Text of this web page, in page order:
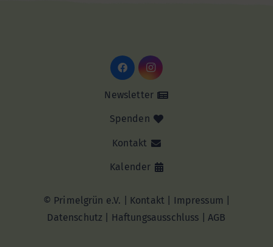
Newsletter
Spenden
Kontakt
Kalender
© Primelgrün e.V. | Kontakt Impressum
Datenschutz
Haftungsausschluss |AGB